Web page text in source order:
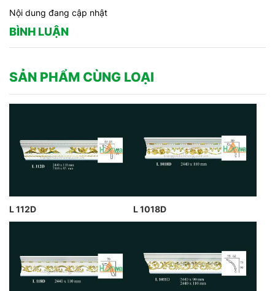
Nội dung đang cập nhật
BÌNH LUẬN
SẢN PHẨM CÙNG LOẠI
L 112D L 1018D